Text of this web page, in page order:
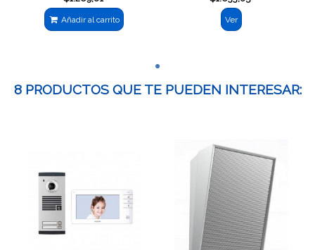
Añadir al carrito Ver
8 PRODUCTOS QUE TE PUEDEN INTERESAR: